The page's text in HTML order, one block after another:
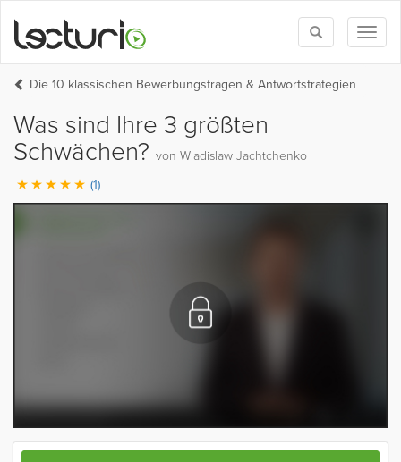
Toggle
search
Die 10 klassischen Bewerbungsfragen & Antwortstrategien
Was sind Ihre 3 größten
Schwächen? von Wladislaw Jachtchenko
(1)